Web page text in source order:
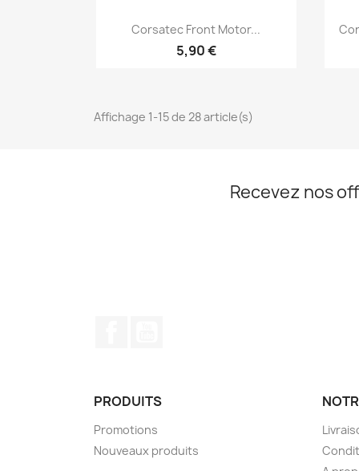
Aperçu rapide
Corsatec Front Motor...
5,90 €
Affichage 1-15 de 28 article(s)
Recevez nos
PRODUITS
Promotions
Nouveaux produits